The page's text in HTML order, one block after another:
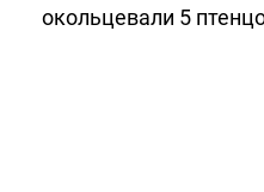
окольцевали 5